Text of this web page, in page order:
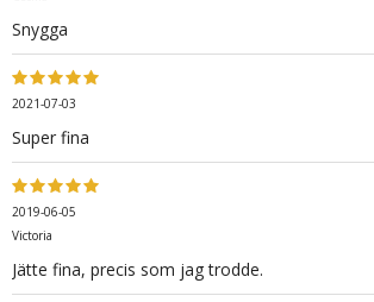
Snygga
2021-07-03
Super fina
2019-06-05
Victoria
Jätte fina, precis som jag trodde.